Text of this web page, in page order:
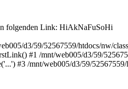
folgenden Link: HiAkNaFuSoHi
d3/59/52567559/htdocs/nw/
#1 /mnt/web005/d3/59/
#3 /mnt/web005/d3/59/